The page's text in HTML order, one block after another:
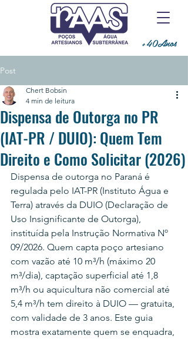
+40Anos
Post
Dispensa de Outorga no PR
(IAT-PR / DUIO): Quem Tem
Direito e Como Solicitar (2026)
Chert Bobsin
4 min de leitura
Dispensa de outorga no Paraná é
regulada pelo IAT-PR (Instituto Água e
Terra) através da DUIO (Declaração de
Uso Insignificante de Outorga),
instituída pela Instrução Normativa Nº
09/2026. Quem capta poço artesiano
com vazão até 10 m³/h (máximo 20
m³/dia), captação superficial até 1,8
m³/h ou aquicultura não comercial até
5,4 m³/h tem direito à DUIO — gratuita,
com validade de 3 anos. Este guia
mostra exatamente quem se enquadra,